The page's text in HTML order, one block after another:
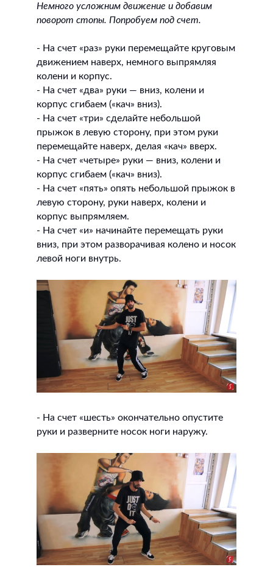
Немного усложним движение и добавим
поворот стопы. Попробуем под счет.
- На счет «раз» руки перемещайте круговым
движением наверх, немного выпрямляя
колени и корпус.
- На счет «два» руки — вниз, колени и
корпус сгибаем («кач» вниз).
- На счет «три» сделайте небольшой
прыжок в левую сторону, при этом руки
перемещайте наверх, делая «кач» вверх.
- На счет «четыре» руки — вниз, колени и
корпус сгибаем («кач» вниз).
- На счет «пять» опять небольшой прыжок в
левую сторону, руки наверх, колени и
корпус выпрямляем.
- На счет «и» начинайте перемещать руки
вниз, при этом разворачивая колено и носок
левой ноги внутрь.
- На счет «шесть» окончательно опустите
руки и разверните носок ноги наружу.